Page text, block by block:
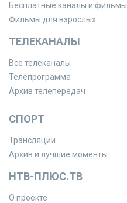
Бесплатные каналы и фильмы
Фильмы для взрослых
ТЕЛЕКАНАЛЫ
Все телеканалы
Телепрограмма
Архив телепередач
СПОРТ
Трансляции
Архив и лучшие моменты
НТВ-ПЛЮС.ТВ
О проекте